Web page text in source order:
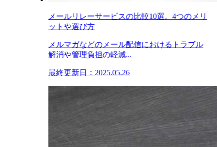
メールリレーサービスの比較10選。4つのメリ
ットや選び方
メルマガなどのメール配信におけるトラブル
解消や管理負担の軽減...
最終更新日：2025.05.26